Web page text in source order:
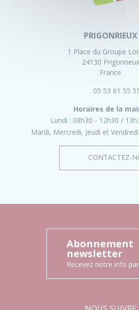
PRIGONRIEUX
1 Place du Groupe
24130 Prigonrieux
France
05 53 61 55
Horaires de la
Lundi : 08h30 - 12h30
Mardi, Mercredi, Jeudi et
CONTACTEZ-
Abonnement
newsletter
Recevez notre info